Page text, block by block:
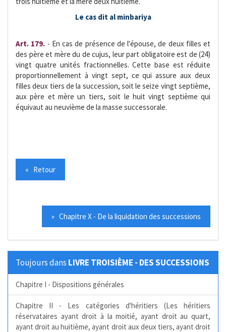
Le cas dit al minbariya
Art. 179. - En cas de présence de l'épouse, de deux filles et
des père et mère du de cujus, leur part obligatoire est de (24)
vingt quatre unités fractionnelles. Cette base est réduite
proportionnellement à vingt sept, ce qui assure aux deux
filles deux tiers de la succession, soit le seize vingt septième,
aux père et mère un tiers, soit le huit vingt septième qui
équivaut au neuvième de la masse successorale.
« Retour
» Chapitre X - De la liquidation des successions
Toujours dans LIVRE TROISIÈME - DES SUCCESSIONS
Chapitre I - Dispositions générales
Chapitre II - Les catégories d'héritiers (Les héritiers
réservataires ayant droit à la moitié, ayant droit au quart,
ayant droit au huitième, ayant droit aux deux tiers, ayant droit